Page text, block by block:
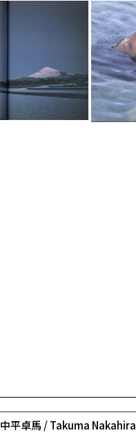
中平卓馬 / Takuma Nakahira